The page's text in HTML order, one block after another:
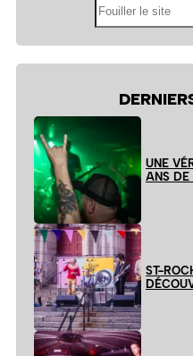
UNE
ANS DE
ST-